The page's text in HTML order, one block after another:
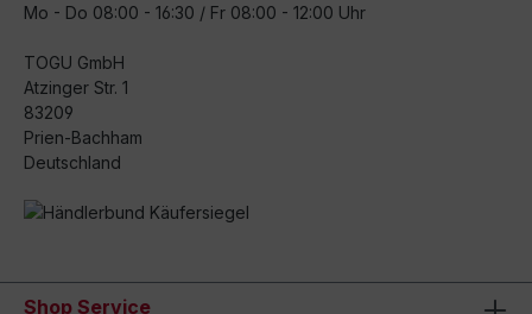
Mo - Do 08:00 - 16:30 / Fr 08:00 - 12:00 Uhr
TOGU GmbH
Atzinger Str. 1
83209
Prien-Bachham
Deutschland
Shop Service